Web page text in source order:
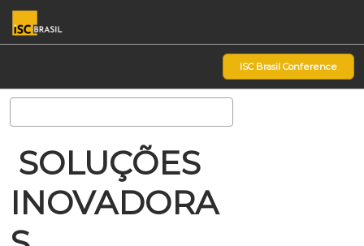
Pular
para
o
ISC Brasil Conference
SOLUÇÕES
INOVADORA